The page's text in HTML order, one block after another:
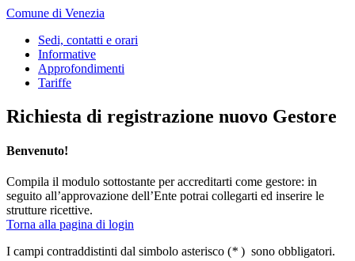
Comune di Venezia
Sedi, contatti e orari
Informative
Approfondimenti
Tariffe
Richiesta di registrazione nuovo Gestore
Benvenuto!
Compila il modulo sottostante per accreditarti come gestore: in
seguito all’approvazione dell’Ente potrai collegarti ed inserire le
strutture ricettive.
Torna alla pagina di login
I campi contraddistinti dal simbolo asterisco (* ) sono obbligatori.